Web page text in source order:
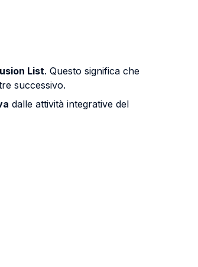
List. Questo significa che
successivo.
dalle attività integrative del